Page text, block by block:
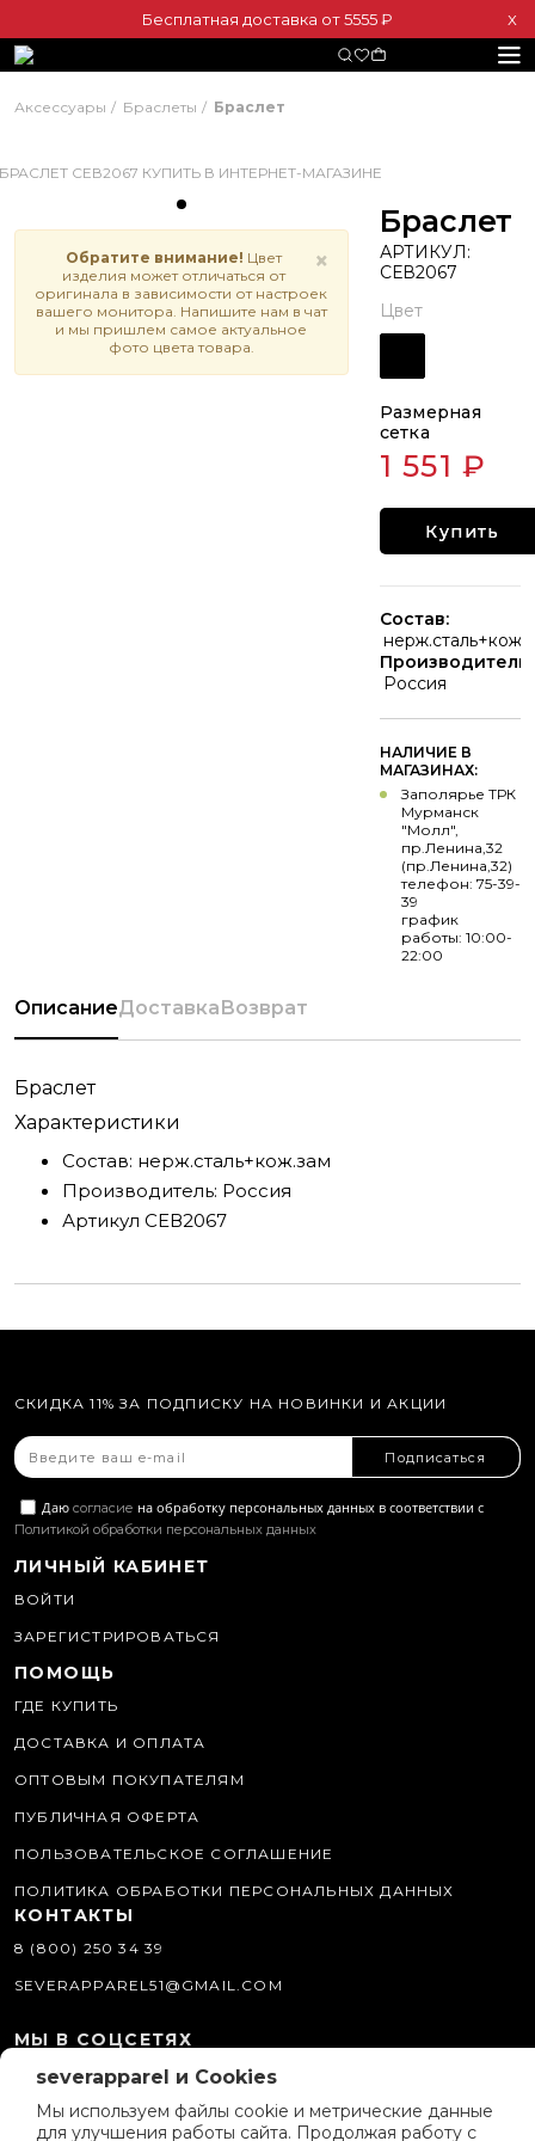
Бесплатная доставка от 5555 ₽ Х
Аксессуары Браслеты Браслет
×
Обратите внимание! Цвет
изделия может отличаться от
оригинала в зависимости от настроек
вашего монитора. Напишите нам в чат
и мы пришлем самое актуальное
фото цвета товара.
Браслет
АРТИКУЛ:
СЕВ2067
Цвет
Размерная
сетка
1 551 ₽
Купить
Состав:
Производитель:
Россия
НАЛИЧИЕ В
МАГАЗИНАХ:
Заполярье ТРК
Мурманск
"Молл",
пр.Ленина,32
(пр.Ленина,32)
телефон: 75-39-
39
график
работы: 10:00-
22:00
ОписаниеДоставкаВозврат
Браслет
Характеристики
Состав: нерж.сталь+кож.зам
Производитель: Россия
Артикул СЕВ2067
СКИДКА 11% ЗА ПОДПИСКУ НА НОВИНКИ И АКЦИИ
Подписаться
Даю согласие на обработку персональных данных в соответствии с
Политикой обработки персональных данных
ЛИЧНЫЙ КАБИНЕТ
ВОЙТИ
ЗАРЕГИСТРИРОВАТЬСЯ
ПОМОЩЬ
ГДЕ КУПИТЬ
ДОСТАВКА И ОПЛАТА
ОПТОВЫМ ПОКУПАТЕЛЯМ
ПУБЛИЧНАЯ ОФЕРТА
ПОЛЬЗОВАТЕЛЬСКОЕ СОГЛАШЕНИЕ
ПОЛИТИКА ОБРАБОТКИ ПЕРСОНАЛЬНЫХ ДАННЫХ
КОНТАКТЫ
8 (800) 250 34 39
SEVERAPPAREL51@GMAIL.COM
МЫ В СОЦСЕТЯХ
О КОМПАНИИ
ИСТОРИЯ БРЕНДА
severapparel и Cookies
Мы используем файлы cookie и метрические данные
для улучшения работы сайта. Продолжая работу с